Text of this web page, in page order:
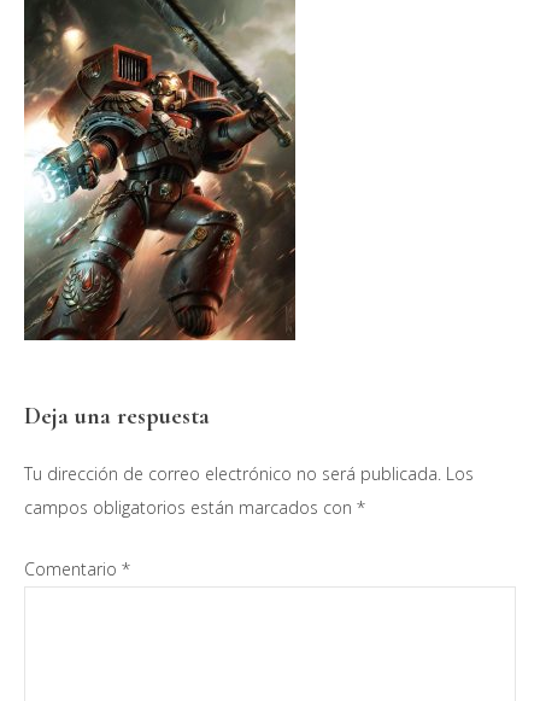
Interacciones
los
Deja una respuesta
Tu dirección de correo electrónico no será publicada. Los
campos obligatorios están marcados con *
Comentario *